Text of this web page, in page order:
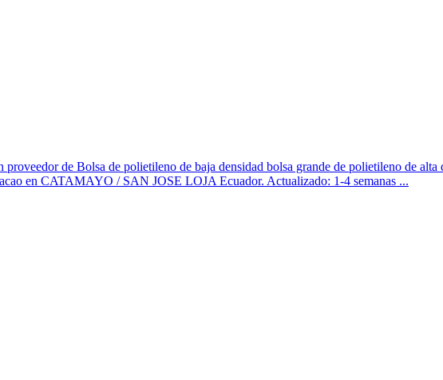
de Bolsa de polietileno de baja densidad bolsa grande de polietileno de alta
en CATAMAYO / SAN JOSE LOJA Ecuador. Actualizado: 1-4 semanas ...